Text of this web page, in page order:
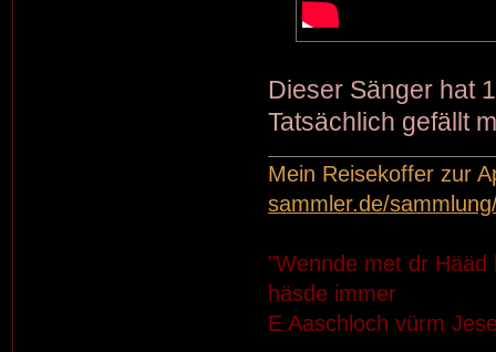
Dieser Sänger hat
Tatsächlich gefällt
Mein Reisekoffer zur
sammler.de/
"Wennde met dr Hääd
häsde immer
E Aaschloch vürm